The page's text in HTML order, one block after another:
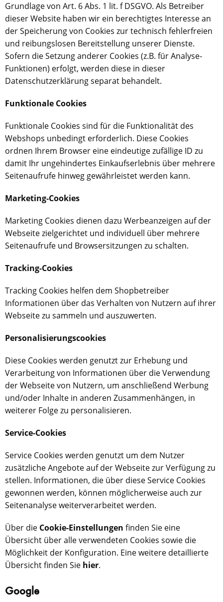
Grundlage von Art. 6 Abs. 1 lit. f DSGVO. Als Betreiber
dieser Website haben wir ein berechtigtes Interesse an
der Speicherung von Cookies zur technisch fehlerfreien
und reibungslosen Bereitstellung unserer Dienste.
Sofern die Setzung anderer Cookies (z.B. für Analyse-
Funktionen) erfolgt, werden diese in dieser
Datenschutzerklärung separat behandelt.
Funktionale Cookies
Funktionale Cookies sind für die Funktionalität des
Webshops unbedingt erforderlich. Diese Cookies
ordnen Ihrem Browser eine eindeutige zufällige ID zu
damit Ihr ungehindertes Einkaufserlebnis über mehrere
Seitenaufrufe hinweg gewährleistet werden kann.
Marketing-Cookies
Marketing Cookies dienen dazu Werbeanzeigen auf der
Webseite zielgerichtet und individuell über mehrere
Seitenaufrufe und Browsersitzungen zu schalten.
Tracking-Cookies
Tracking Cookies helfen dem Shopbetreiber
Informationen über das Verhalten von Nutzern auf ihrer
Webseite zu sammeln und auszuwerten.
Personalisierungscookies
Diese Cookies werden genutzt zur Erhebung und
Verarbeitung von Informationen über die Verwendung
der Webseite von Nutzern, um anschließend Werbung
und/oder Inhalte in anderen Zusammenhängen, in
weiterer Folge zu personalisieren.
Service-Cookies
Service Cookies werden genutzt um dem Nutzer
zusätzliche Angebote auf der Webseite zur Verfügung zu
stellen. Informationen, die über diese Service Cookies
gewonnen werden, können möglicherweise auch zur
Seitenanalyse weiterverarbeitet werden.
Über die Cookie-Einstellungen finden Sie eine
Übersicht über alle verwendeten Cookies sowie die
Möglichkeit der Konfiguration. Eine weitere detaillierte
Übersicht finden Sie hier.
Google